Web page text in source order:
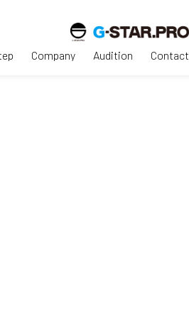
Company Audition Contact